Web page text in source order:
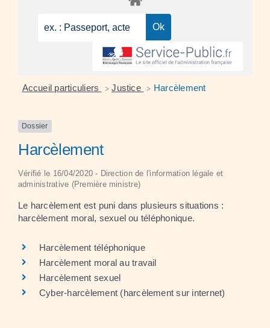
Accueil particuliers > Justice > Harcèlement
Dossier
Harcèlement
Vérifié le 16/04/2020 - Direction de l'information légale et
administrative (Première ministre)
Le harcèlement est puni dans plusieurs situations :
harcèlement moral, sexuel ou téléphonique.
Harcèlement téléphonique
Harcèlement moral au travail
Harcèlement sexuel
Cyber-harcèlement (harcèlement sur internet)